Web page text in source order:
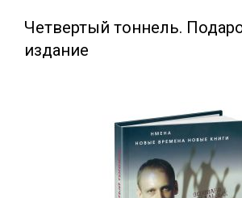
Четвертый тоннель.
издание